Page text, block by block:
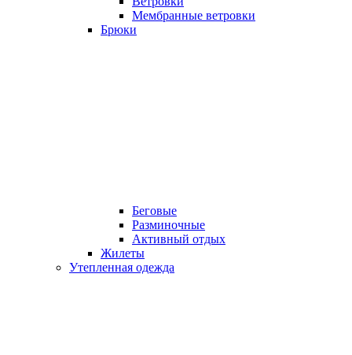
Мембранные ветровки
Брюки
Беговые
Разминочные
Активный отдых
Жилеты
Утепленная одежда